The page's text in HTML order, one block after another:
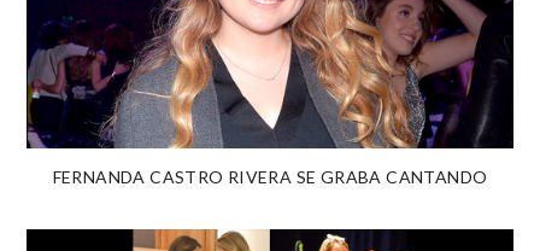
FERNANDA CASTRO RIVERA SE GRABA CANTANDO